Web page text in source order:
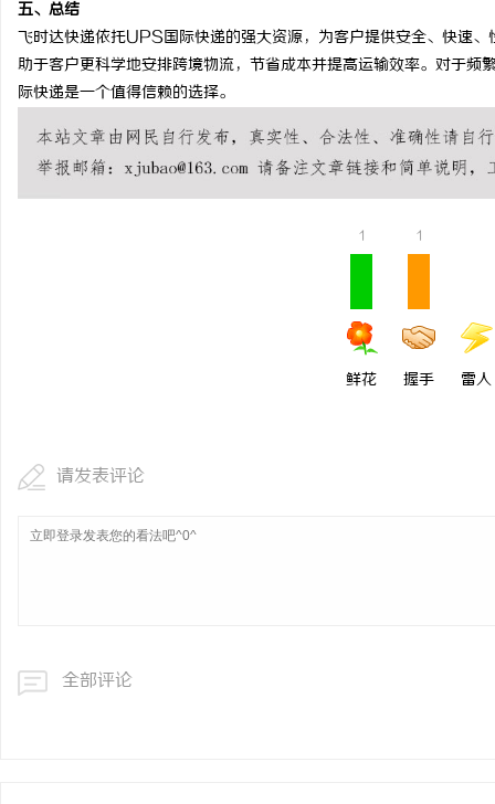
五、总结
飞时达快递依托UPS国际快递的强大资源，为客户提供安全、快速
助于客户更科学地安排跨境物流，节省成本并提高运输效率。对于
际快递是一个值得信赖的选择。
1
鲜花
1
握手 雷人
请发表评论
全部评论